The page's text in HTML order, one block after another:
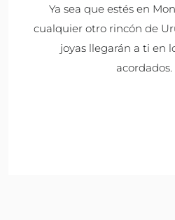
Ya sea que estés en
cualquier otro rincón de
joyas llegarán a ti en
acordados.